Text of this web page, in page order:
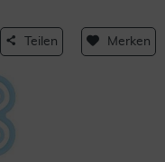
Teilen Merken